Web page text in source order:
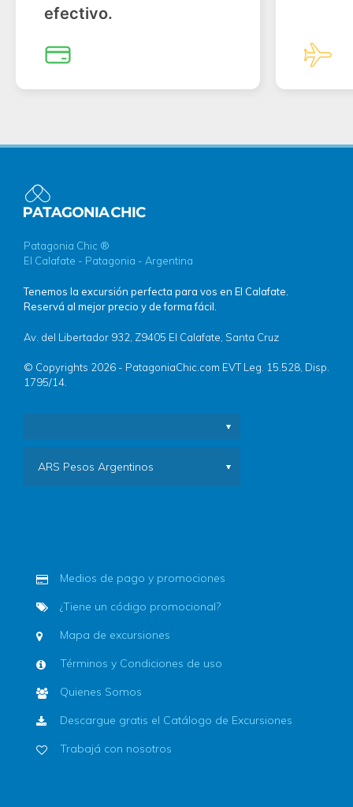
efectivo.
Patagonia Chic ®
El Calafate - Patagonia - Argentina
Tenemos la excursión perfecta para vos en El Calafate.
Reservá al mejor precio y de forma fácil.
Av. del Libertador 932, Z9405 El Calafate, Santa Cruz
© Copyrights 2026 - PatagoniaChic.com EVT Leg. 15.528, Disp.
1795/14.
ARS Pesos Argentinos
Medios de pago y promociones
¿Tiene un código promocional?
Mapa de excursiones
Términos y Condiciones de uso
Quienes Somos
Descargue gratis el Catálogo de Excursiones
Trabajá con nosotros